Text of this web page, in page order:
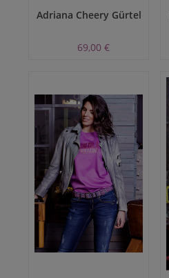
Adriana Cheery Gürtel
69,00 €